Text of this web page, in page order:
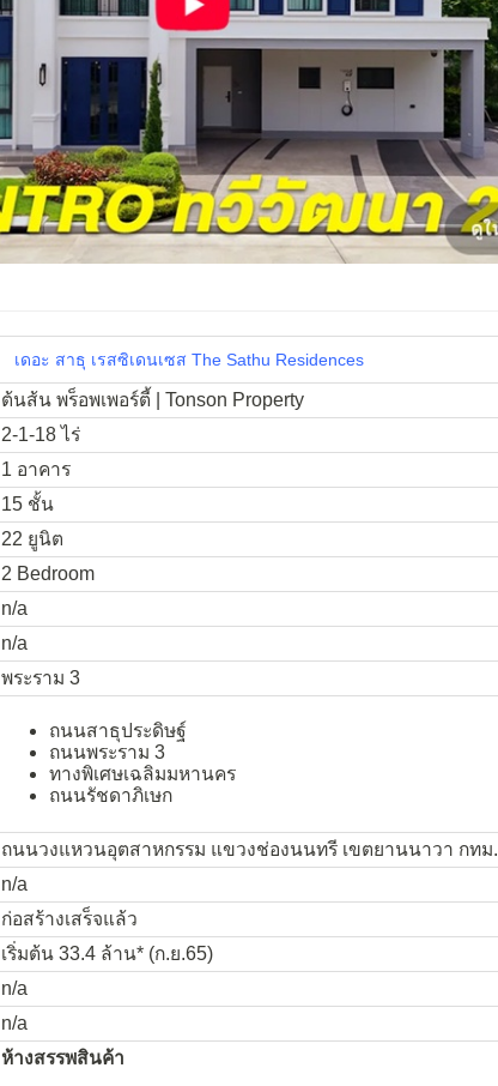
เดอะ สาธุ เรสซิเดนเซส The Sathu Residences
ต้นส้น พร็อพเพอร์ตี้ | Tonson Property
2-1-18 ไร่
1 อาคาร
15 ชั้น
22 ยูนิต
2 Bedroom
n/a
n/a
พระราม 3
ถนนสาธุประดิษฐ์
ถนนพระราม 3
ทางพิเศษเฉลิมมหานคร
ถนนรัชดาภิเษก
ถนนวงแหวนอุตสาหกรรม แขวงช่องนนทรี เขตยานนาวา กทม.
n/a
ก่อสร้างเสร็จแล้ว
เริ่มต้น 33.4 ล้าน* (ก.ย.65)
n/a
n/a
ห้างสรรพสินค้า